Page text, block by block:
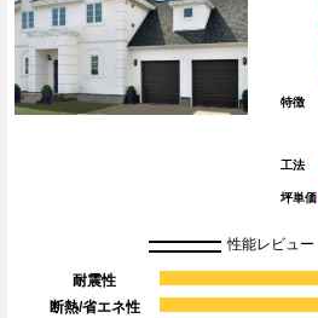
特徴
工法
坪単価
性能レビュー
耐震性
断熱/省エネ性